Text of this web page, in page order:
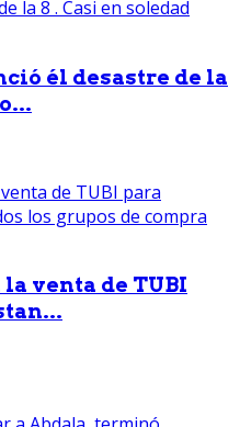
él desastre de la
venta de TUBI